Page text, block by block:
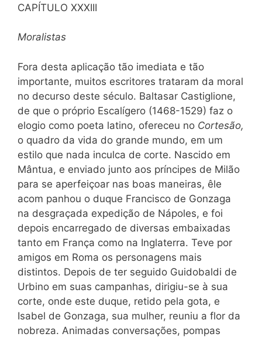
CAPÍTULO XXXIII
Moralistas
Fora desta aplicação tão imediata e tão
importante, muitos escritores trataram da moral
no decurso deste século. Baltasar Castiglione,
de que o próprio Escalígero (1468-1529) faz o
elogio como poeta latino, ofereceu no Cortesão,
o quadro da vida do grande mundo, em um
estilo que nada inculca de corte. Nascido em
Mântua, e enviado junto aos príncipes de Milão
para se aperfeiçoar nas boas maneiras, êle
acom panhou o duque Francisco de Gonzaga
na desgraçada expedição de Nápoles, e foi
depois encarregado de diversas embaixadas
tanto em França como na Inglaterra. Teve por
amigos em Roma os personagens mais
distintos. Depois de ter seguido Guidobaldi de
Urbino em suas campanhas, dirigiu-se à sua
corte, onde este duque, retido pela gota, e
Isabel de Gonzaga, sua mulher, reuniu a flor da
nobreza. Animadas conversações, pompas